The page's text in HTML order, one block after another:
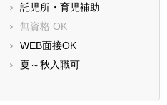
託児所・育児補助
無資格 OK
WEB面接OK
夏～秋入職可